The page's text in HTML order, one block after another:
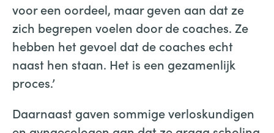
voor een oordeel, maar geven aan dat ze
zich begrepen voelen door de coaches. Ze
hebben het gevoel dat de coaches echt
naast hen staan. Het is een gezamenlijk
proces.’
Daarnaast gaven sommige verloskundigen